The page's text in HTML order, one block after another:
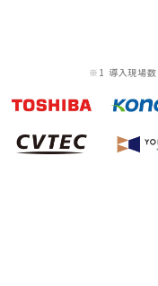
※1 導入現場数